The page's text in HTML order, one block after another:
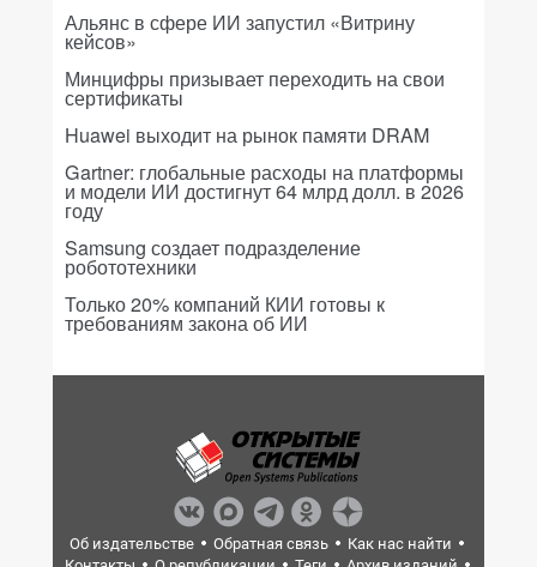
Альянс в сфере ИИ запустил «Витрину
кейсов»
Минцифры призывает переходить на свои
сертификаты
Huawei выходит на рынок памяти DRAM
Gartner: глобальные расходы на платформы
и модели ИИ достигнут 64 млрд долл. в 2026
году
Samsung создает подразделение
робототехники
Только 20% компаний КИИ готовы к
требованиям закона об ИИ
Об издательстве Обратная связь
Как нас найти